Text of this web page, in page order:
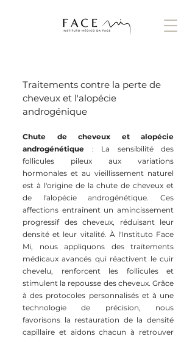
Traitements contre la perte de
cheveux et l'alopécie
androgénique
Chute de cheveux et alopécie
androgénétique : La sensibilité des
follicules pileux aux variations
hormonales et au vieillissement naturel
est à l'origine de la chute de cheveux et
de l'alopécie androgénétique. Ces
affections entraînent un amincissement
progressif des cheveux, réduisant leur
densité et leur vitalité. À l'Instituto Face
Mi, nous appliquons des traitements
médicaux avancés qui réactivent le cuir
chevelu, renforcent les follicules et
stimulent la repousse des cheveux. Grâce
à des protocoles personnalisés et à une
technologie de précision, nous
favorisons la restauration de la densité
capillaire et aidons chacun à retrouver